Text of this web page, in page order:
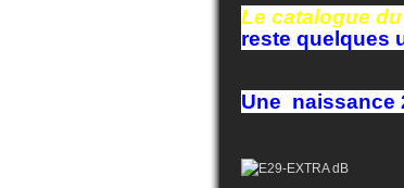
Le catalogue
reste quelques
Une naissance